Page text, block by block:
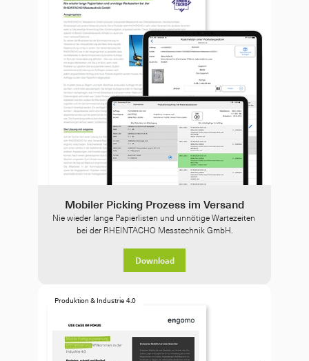
Mobiler Picking Prozess im Versand
Nie wieder lange Papierlisten und unnötige Wartezeiten
bei der RHEINTACHO Messtechnik GmbH.
Download
Produktion & Industrie 4.0